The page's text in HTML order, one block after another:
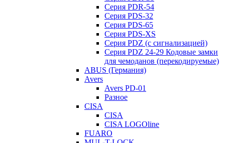
Серия PDR-54
Серия PDS-32
Серия PDS-65
Серия PDS-XS
Серия PDZ (с сигнализацией)
Серия PDZ 24-29 Кодовые замки
для чемоданов (перекодируемые)
ABUS (Германия)
Avers
Avers PD-01
Разное
CISA
CISA
CISA LOGOline
FUARO